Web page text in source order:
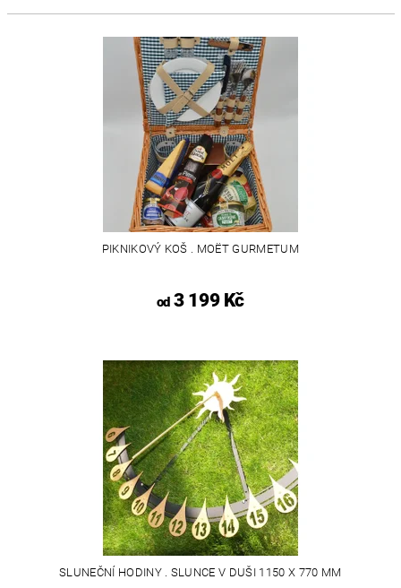
PIKNIKOVÝ KOŠ . MOËT GURMETUM
od3 199 Kč
SLUNEČNÍ HODINY . SLUNCE V DUŠI 1150 X 770 MM